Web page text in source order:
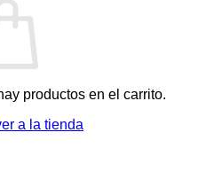
productos en el carrito.
a la tienda